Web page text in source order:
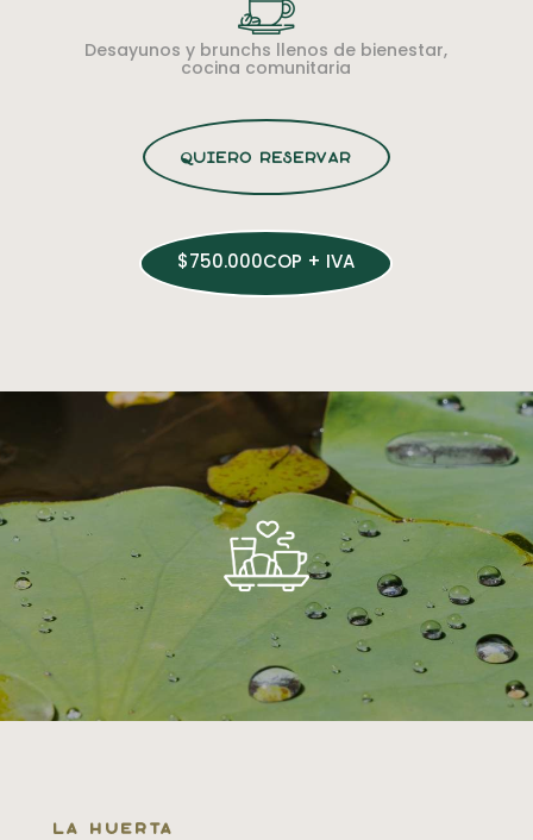
Desayunos y brunchs llenos de bienestar,
cocina comunitaria
quiero reservar
$750.000COP + IVA
la huerta